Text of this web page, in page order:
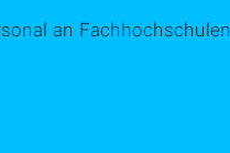
an Fachhochschulen